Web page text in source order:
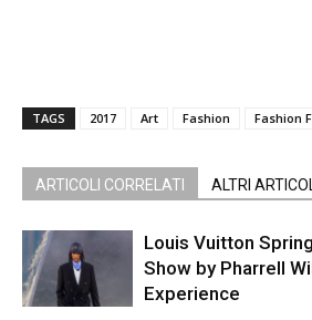
TAGS 2017 Art Fashion Fashion
ARTICOLI CORRELATI ALTRI
Louis Vuitton
Show by Pharrell
Experience